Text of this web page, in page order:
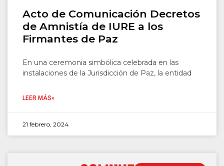
Acto de Comunicación Decretos
de Amnistía de IURE a los
Firmantes de Paz
En una ceremonia simbólica celebrada en las
instalaciones de la Jurisdicción de Paz, la entidad
LEER MÁS»
21 febrero, 2024